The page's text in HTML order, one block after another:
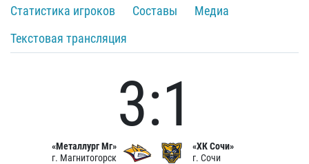
Статистика игроков
Составы
Медиа
Текстовая трансляция
«Металлург Мг»
г. Магнитогорск
3:1
«ХК Сочи»
г. Сочи